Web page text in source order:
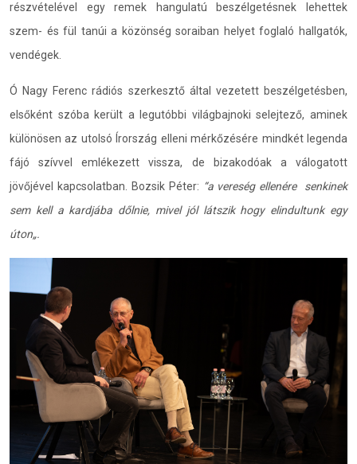
részvételével egy remek hangulatú beszélgetésnek lehettek
szem- és fül tanúi a közönség soraiban helyet foglaló hallgatók,
vendégek.
Ó Nagy Ferenc rádiós szerkesztő által vezetett beszélgetésben,
elsőként szóba került a legutóbbi világbajnoki selejtező, aminek
különösen az utolsó Írország elleni mérkőzésére mindkét legenda
fájó szívvel emlékezett vissza, de bizakodóak a válogatott
jövőjével kapcsolatban. Bozsik Péter: “a vereség ellenére senkinek
sem kell a kardjába dőlnie, mivel jól látszik hogy elindultunk egy
úton„.